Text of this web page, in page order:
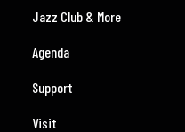
Jazz Club & More
Agenda
Support
Visit